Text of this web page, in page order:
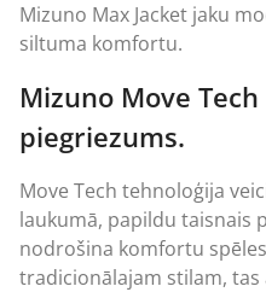
Mizuno Max Jacket jaku
siltuma komfortu.
Mizuno Move
piegriezums.
Move Tech tehnoloģija
laukumā, papildu taisnais
nodrošina komfortu
tradicionālajam stilam,